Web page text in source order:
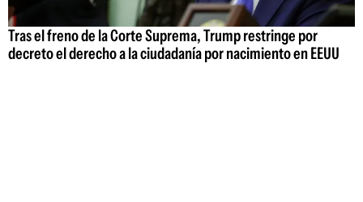
Tras el freno de la Corte Suprema, Trump restringe por
decreto el derecho a la ciudadanía por nacimiento en EEUU